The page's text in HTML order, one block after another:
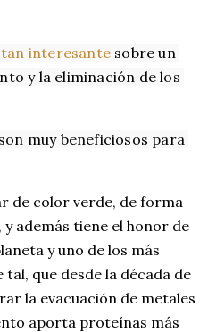
interesante sobre un
y la eliminación de los
muy beneficiosos para
de color verde, de forma
además tiene el honor de
y uno de los más
que desde la década de
la evacuación de metales
aporta proteínas más